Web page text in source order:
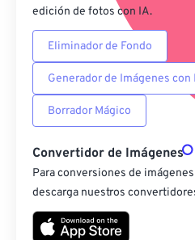
edición de fotos con IA.
Eliminador de Fondo
Generador de Imágenes con
Borrador Mágico
Convertidor de Imágenes
Para conversiones de
descarga nuestros